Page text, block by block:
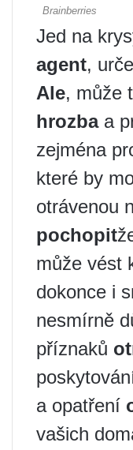
Jed na
agent,
Ale, může
hrozbaa
zejména
které by
otrávenou
pochopit
může vést
dokonce i
nesmírně
příznaků
a opatření
vašich